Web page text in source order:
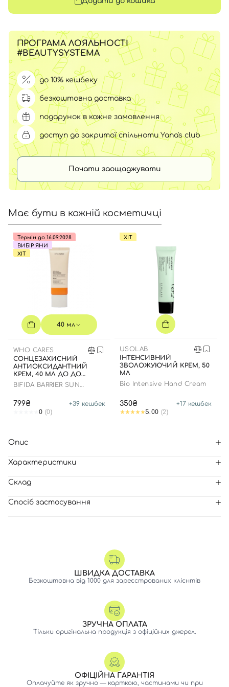
ПРОГРАМА ЛОЯЛЬНОСТІ
#BEAUTYSYSTEMA
до 10% кешбеку
безкоштовна доставка
подарунок в кожне замовлення
доступ до закритої спільноти Yana's club
Почати заощаджувати
Має бути в кожній косметичці
Термін до 16.09.2028
ВИБІР ЯНИ
ХІТ
40 мл
WHO CARES
СОНЦЕЗАХИСНИЙ
АНТИОКСИДАНТНИЙ
КРЕМ, 40 МЛ ДО ДО
16.09.2028 РОКУ
BIFIDA BARRIER SUN
799₴ +39 кешбек
0 (0)
ХІТ
USOLAB
ІНТЕНСИВНИЙ
ЗВОЛОЖУЮЧИЙ КРЕМ, 50
МЛ
Bio Intensive Hand Cream
350₴ +17 кешбек
5.00 (2)
Опис
Характеристики
Склад
Спосіб застосування
ШВИДКА ДОСТАВКА
Безкоштовна від 1000 для зареєстрованих клієнтів
ЗРУЧНА ОПЛАТА
Тільки оригінальна продукція з офіційних джерел.
ОФІЦІЙНА ГАРАНТІЯ
Оплачуйте як зручно — карткою, частинами чи при